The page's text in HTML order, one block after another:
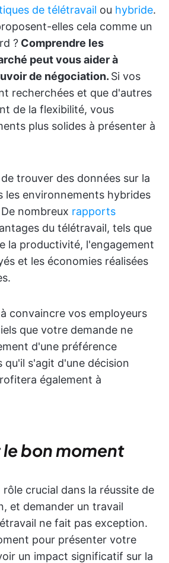
de télétravail ou hybride.
elles cela comme un
? Comprendre les
peut vous aider à
de négociation. Si vos
recherchées et que d'autres
de la flexibilité, vous
plus solides à présenter à
trouver des données sur la
les environnements hybrides
nombreux rapports
du télétravail, tels que
la productivité, l'engagement
et les économies réalisées
convaincre vos employeurs
que votre demande ne
d'une préférence
qu'il s'agit d'une décision
également à
le bon moment
crucial dans la réussite de
et demander un travail
ne fait pas exception.
pour présenter votre
un impact significatif sur la